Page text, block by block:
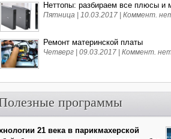
Неттопы: разбираем все плюсы и
Пятница | 10.03.2017 | Коммент.
Ремонт материнской платы
Четверг | 09.03.2017 | Коммент.
программы
21 века в парикмахерской